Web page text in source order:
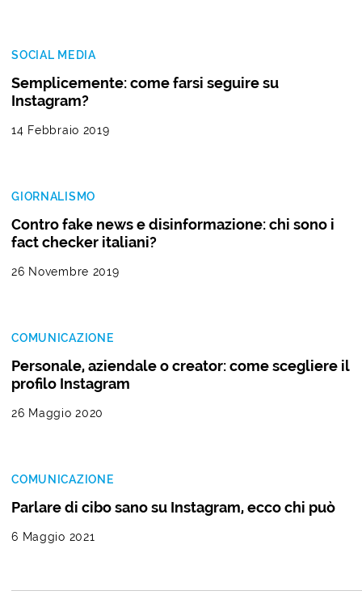
SOCIAL MEDIA
Semplicemente: come farsi seguire su
Instagram?
14 Febbraio 2019
GIORNALISMO
Contro fake news e disinformazione: chi sono i
fact checker italiani?
26 Novembre 2019
COMUNICAZIONE
Personale, aziendale o creator: come scegliere il
profilo Instagram
26 Maggio 2020
COMUNICAZIONE
Parlare di cibo sano su Instagram, ecco chi può
6 Maggio 2021